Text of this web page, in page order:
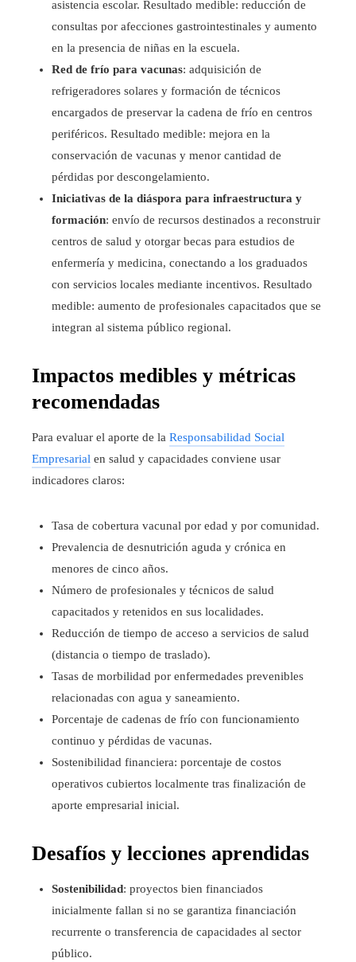
asistencia escolar. Resultado medible: reducción de
consultas por afecciones gastrointestinales y aumento
en la presencia de niñas en la escuela.
Red de frío para vacunas: adquisición de
refrigeradores solares y formación de técnicos
encargados de preservar la cadena de frío en centros
periféricos. Resultado medible: mejora en la
conservación de vacunas y menor cantidad de
pérdidas por descongelamiento.
Iniciativas de la diáspora para infraestructura y
formación: envío de recursos destinados a reconstruir
centros de salud y otorgar becas para estudios de
enfermería y medicina, conectando a los graduados
con servicios locales mediante incentivos. Resultado
medible: aumento de profesionales capacitados que se
integran al sistema público regional.
Impactos medibles y métricas
recomendadas
Para evaluar el aporte de la Responsabilidad Social
Empresarial en salud y capacidades conviene usar
indicadores claros:
Tasa de cobertura vacunal por edad y por comunidad.
Prevalencia de desnutrición aguda y crónica en
menores de cinco años.
Número de profesionales y técnicos de salud
capacitados y retenidos en sus localidades.
Reducción de tiempo de acceso a servicios de salud
(distancia o tiempo de traslado).
Tasas de morbilidad por enfermedades prevenibles
relacionadas con agua y saneamiento.
Porcentaje de cadenas de frío con funcionamiento
continuo y pérdidas de vacunas.
Sostenibilidad financiera: porcentaje de costos
operativos cubiertos localmente tras finalización de
aporte empresarial inicial.
Desafíos y lecciones aprendidas
Sostenibilidad: proyectos bien financiados
inicialmente fallan si no se garantiza financiación
recurrente o transferencia de capacidades al sector
público.